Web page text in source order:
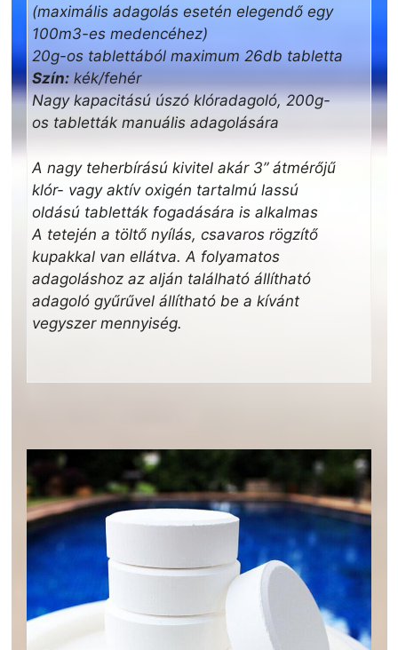
(maximális adagolás esetén elegendő egy
100m3-es medencéhez)
20g-os tablettából maximum 26db tabletta
Szín: kék/fehér
Nagy kapacitású úszó klóradagoló, 200g-
os tabletták manuális adagolására
A nagy teherbírású kivitel akár 3” átmérőjű
klór- vagy aktív oxigén tartalmú lassú
oldású tabletták fogadására is alkalmas
A tetején a töltő nyílás, csavaros rögzítő
kupakkal van ellátva. A folyamatos
adagoláshoz az alján található állítható
adagoló gyűrűvel állítható be a kívánt
vegyszer mennyiség.